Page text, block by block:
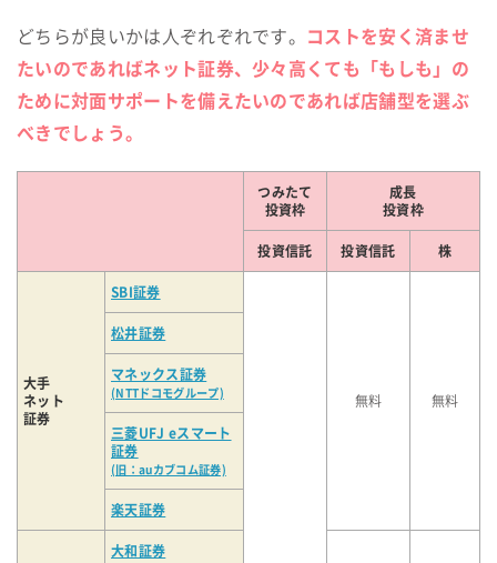
どちらが良いかは人ぞれぞれです。
コストを安く済ませ
たいのであればネット証券、少々高くても「もしも」の
ために対面サポートを備えたいのであれば店舗型を選ぶ
べきでしょう。
つみたて
投資枠
成長
投資枠
投資信託 投資信託 株
大手
ネット
証券
SBI証券
無料 無料
松井証券
マネックス証券
(NTTドコモグループ)
三菱UFJ eスマート
証券
(旧：auカブコム証券)
楽天証券
大和証券